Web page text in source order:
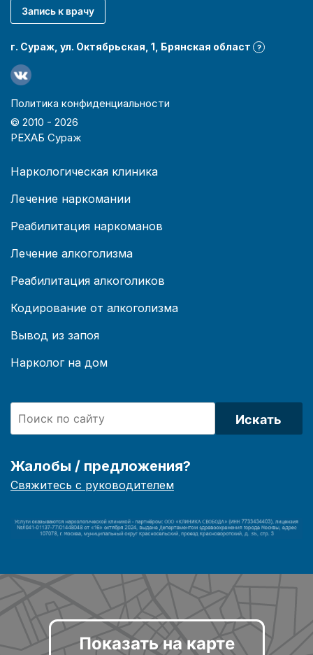
Запись к врачу
г. Сураж, ул. Октябрьская, 1, Брянская област ?
Политика конфиденциальности
© 2010 - 2026
РЕХАБ Сураж
Наркологическая клиника
Лечение наркомании
Реабилитация наркоманов
Лечение алкоголизма
Реабилитация алкоголиков
Кодирование от алкоголизма
Вывод из запоя
Нарколог на дом
Искать
Жалобы / предложения?
Свяжитесь с руководителем
Показать на карте